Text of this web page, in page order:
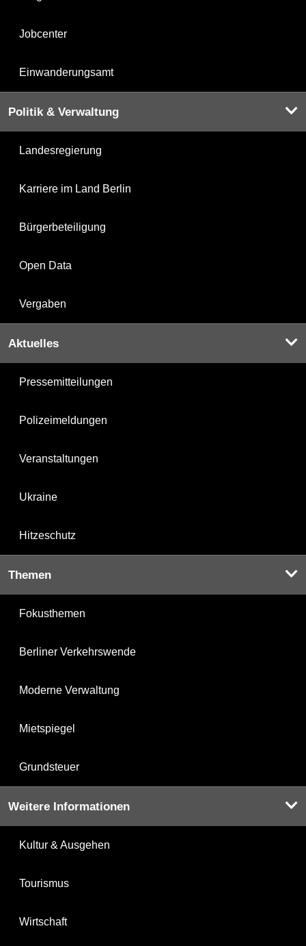
Jobcenter
Einwanderungsamt
Politik & Verwaltung
Landesregierung
Karriere im Land Berlin
Bürgerbeteiligung
Open Data
Vergaben
Aktuelles
Pressemitteilungen
Polizeimeldungen
Veranstaltungen
Ukraine
Hitzeschutz
Themen
Fokusthemen
Berliner Verkehrswende
Moderne Verwaltung
Mietspiegel
Grundsteuer
Weitere Informationen
Kultur & Ausgehen
Tourismus
Wirtschaft